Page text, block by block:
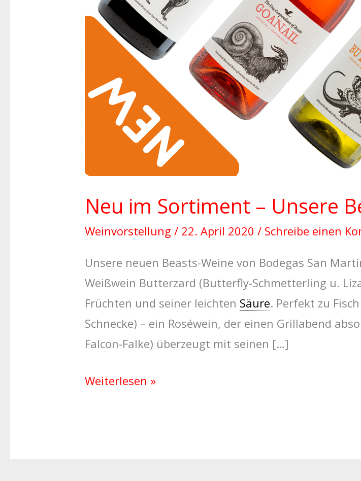
Neu im Sortiment – Unsere
Weinvorstellung / 22. April 2020 / Schreibe einen
Unsere neuen Beasts-Weine von Bodegas San
Weißwein Butterzard (Butterfly-Schmetterling u.
Früchten und seiner leichten Säure. Perfekt zu
Schnecke) – ein Roséwein, der einen Grillabend
Falcon-Falke) überzeugt mit seinen […]
Weiterlesen »